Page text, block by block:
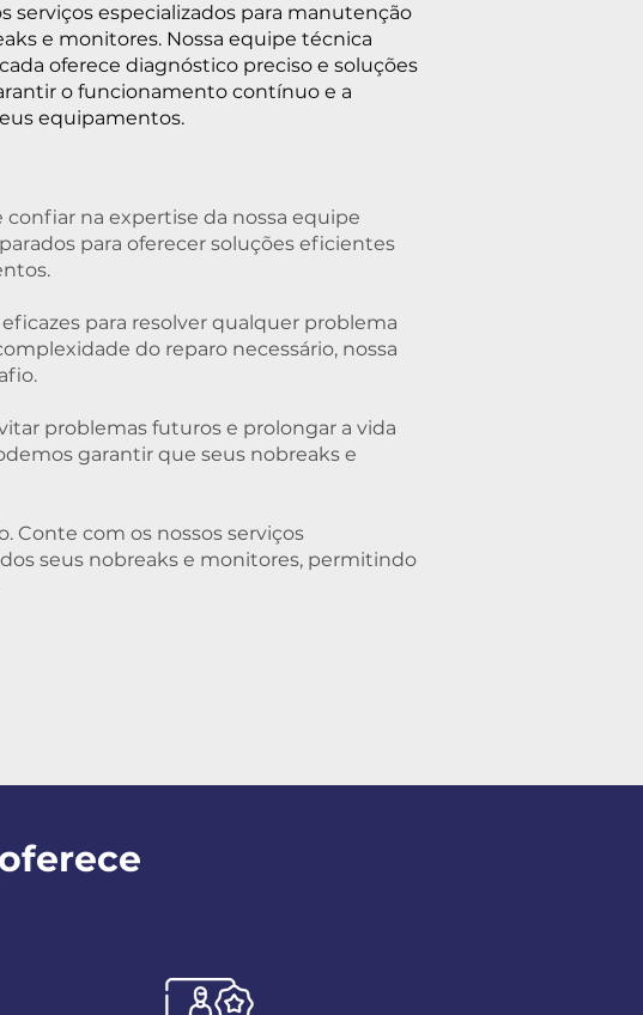
serviços especializados para manutenção
e monitores. Nossa equipe técnica
oferece diagnóstico preciso e soluções
o funcionamento contínuo e a
equipamentos.
na expertise da nossa equipe
para oferecer soluções eficientes
para resolver qualquer problema
do reparo necessário, nossa
problemas futuros e prolongar a vida
garantir que seus nobreaks e
Conte com os nossos serviços
seus nobreaks e monitores, permitindo